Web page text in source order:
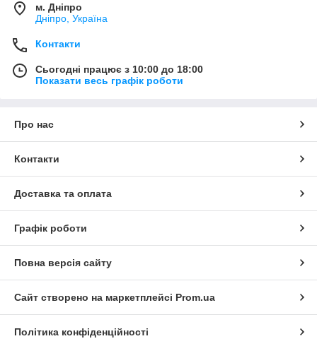
м. Дніпро
Дніпро, Україна
Контакти
Сьогодні працює з 10:00 до 18:00
Показати весь графік роботи
Про нас
Контакти
Доставка та оплата
Графік роботи
Повна версія сайту
Сайт створено на маркетплейсі Prom.ua
Політика конфіденційності